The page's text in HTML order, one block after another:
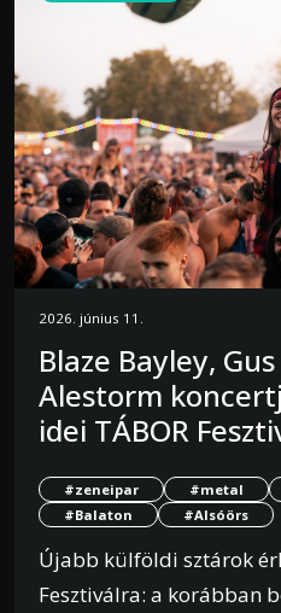
2026. június 11.
Blaze Bayley, Gus
Alestorm
idei TÁBOR
#zeneipar #metal
#Balaton
#Alsóörs
Újabb külföldi sztárok
Fesztiválra: a korábban